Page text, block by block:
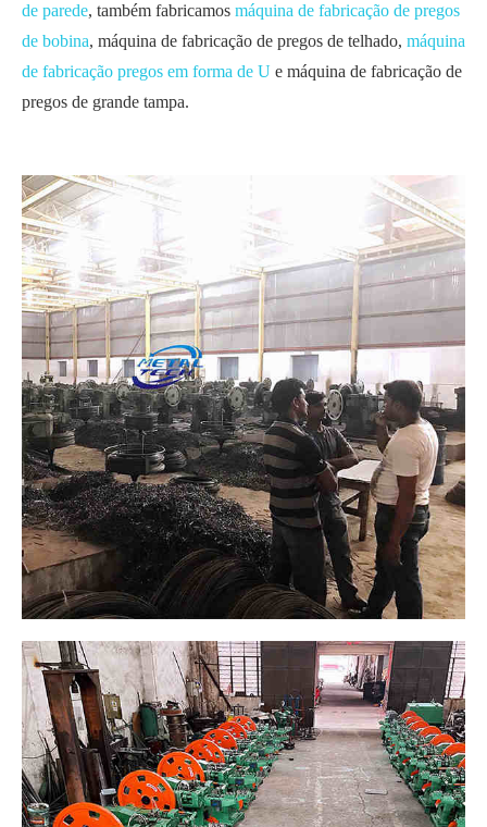
de parede, também fabricamos máquina de fabricação de pregos
de bobina, máquina de fabricação de pregos de telhado, máquina
de fabricação pregos em forma de U e máquina de fabricação de
pregos de grande tampa.